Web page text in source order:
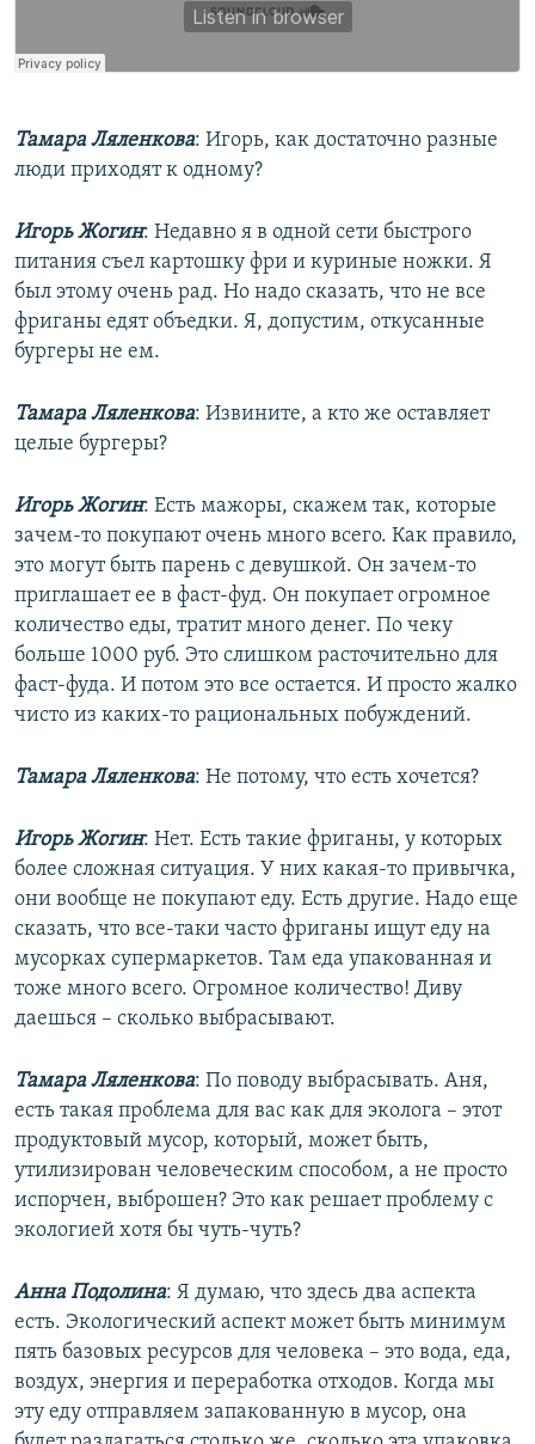
Тамара Ляленкова: Игорь, как достаточно разные
люди приходят к одному?
Игорь Жогин: Недавно я в одной сети быстрого
питания съел картошку фри и куриные ножки. Я
был этому очень рад. Но надо сказать, что не все
фриганы едят объедки. Я, допустим, откусанные
бургеры не ем.
Тамара Ляленкова: Извините, а кто же оставляет
целые бургеры?
Игорь Жогин: Есть мажоры, скажем так, которые
зачем-то покупают очень много всего. Как правило,
это могут быть парень с девушкой. Он зачем-то
приглашает ее в фаст-фуд. Он покупает огромное
количество еды, тратит много денег. По чеку
больше 1000 руб. Это слишком расточительно для
фаст-фуда. И потом это все остается. И просто жалко
чисто из каких-то рациональных побуждений.
Тамара Ляленкова: Не потому, что есть хочется?
Игорь Жогин: Нет. Есть такие фриганы, у которых
более сложная ситуация. У них какая-то привычка,
они вообще не покупают еду. Есть другие. Надо еще
сказать, что все-таки часто фриганы ищут еду на
мусорках супермаркетов. Там еда упакованная и
тоже много всего. Огромное количество! Диву
даешься – сколько выбрасывают.
Тамара Ляленкова: По поводу выбрасывать. Аня,
есть такая проблема для вас как для эколога – этот
продуктовый мусор, который, может быть,
утилизирован человеческим способом, а не просто
испорчен, выброшен? Это как решает проблему с
экологией хотя бы чуть-чуть?
Анна Подолина: Я думаю, что здесь два аспекта
есть. Экологический аспект может быть минимум
пять базовых ресурсов для человека – это вода, еда,
воздух, энергия и переработка отходов. Когда мы
эту еду отправляем запакованную в мусор, она